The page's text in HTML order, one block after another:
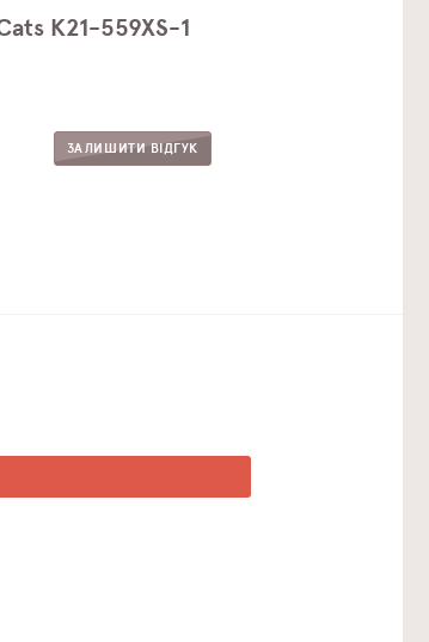
K21-559XS-1
ЗАЛИШИТИ ВІДГУК